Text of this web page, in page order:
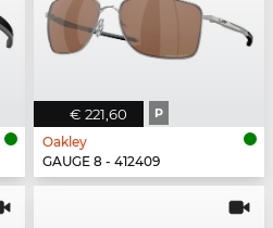
€ 221,60 P
Oakley
GAUGE 8 - 412409